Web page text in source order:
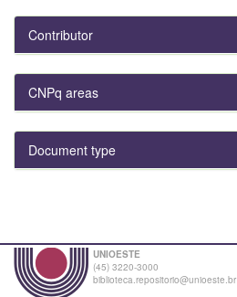
Contributor
CNPq areas
Document type
UNIOESTE
(45) 3220-3000
biblioteca.repositorio@unioeste.br